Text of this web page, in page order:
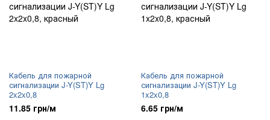
Кабель для пожарной
сигнализации J-Y(ST)Y Lg
2x2x0,8
11.85 грн/м
Кабель для пожарной
сигнализации J-Y(ST)Y Lg
1x2x0,8
6.65 грн/м